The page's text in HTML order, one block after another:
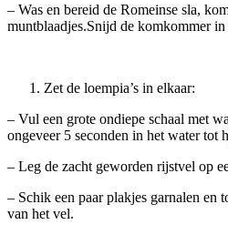
– Was en bereid de Romeinse sla,
muntblaadjes.Snijd de komkommer in
Zet de loempia’s in elkaar:
– Vul een grote ondiepe schaal met
ongeveer 5 seconden in het water tot
– Leg de zacht geworden rijstvel op
– Schik een paar plakjes garnalen en
van het vel.